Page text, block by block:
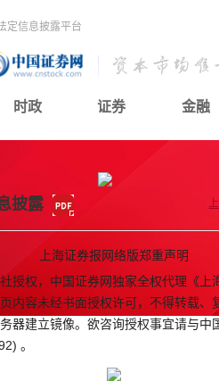
定信息披露平台
时政 证券 金融
披露
上海证券报网络版郑重声明
授权，中国证券网独家全权代理《上
内容未经书面授权许可，不得转载、
器建立镜像。欲咨询授权事宜请与中
。